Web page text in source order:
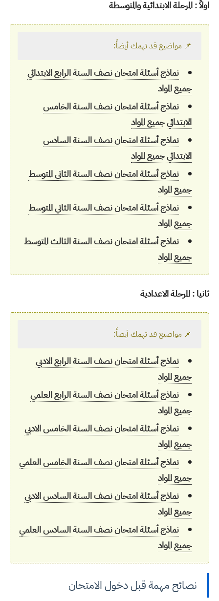
اولاً : المرحلة الابتدائية والمتوسطة
📌 مواضيع قد تهمك أيضاً:
نماذج أسئلة امتحان نصف السنة الرابع الابتدائي
جميع المواد
نماذج أسئلة امتحان نصف السنة الخامس
الابتدائي جميع المواد
نماذج أسئلة امتحان نصف السنة السادس
الابتدائي جميع المواد
نماذج أسئلة امتحان نصف السنة الثاني المتوسط
جميع المواد
نماذج أسئلة امتحان نصف السنة الثاني المتوسط
جميع المواد
نماذج أسئلة امتحان نصف السنة الثالث المتوسط
جميع المواد
ثانيا : المرحلة الاعدادية
📌 مواضيع قد تهمك أيضاً:
نماذج أسئلة امتحان نصف السنة الرابع الادبي
جميع المواد
نماذج أسئلة امتحان نصف السنة الرابع العلمي
جميع المواد
نماذج أسئلة امتحان نصف السنة الخامس الادبي
جميع المواد
نماذج أسئلة امتحان نصف السنة الخامس العلمي
جميع المواد
نماذج أسئلة امتحان نصف السنة السادس الادبي
جميع المواد
نماذج أسئلة امتحان نصف السنة السادس العلمي
جميع المواد
نصائح مهمة قبل دخول الامتحان